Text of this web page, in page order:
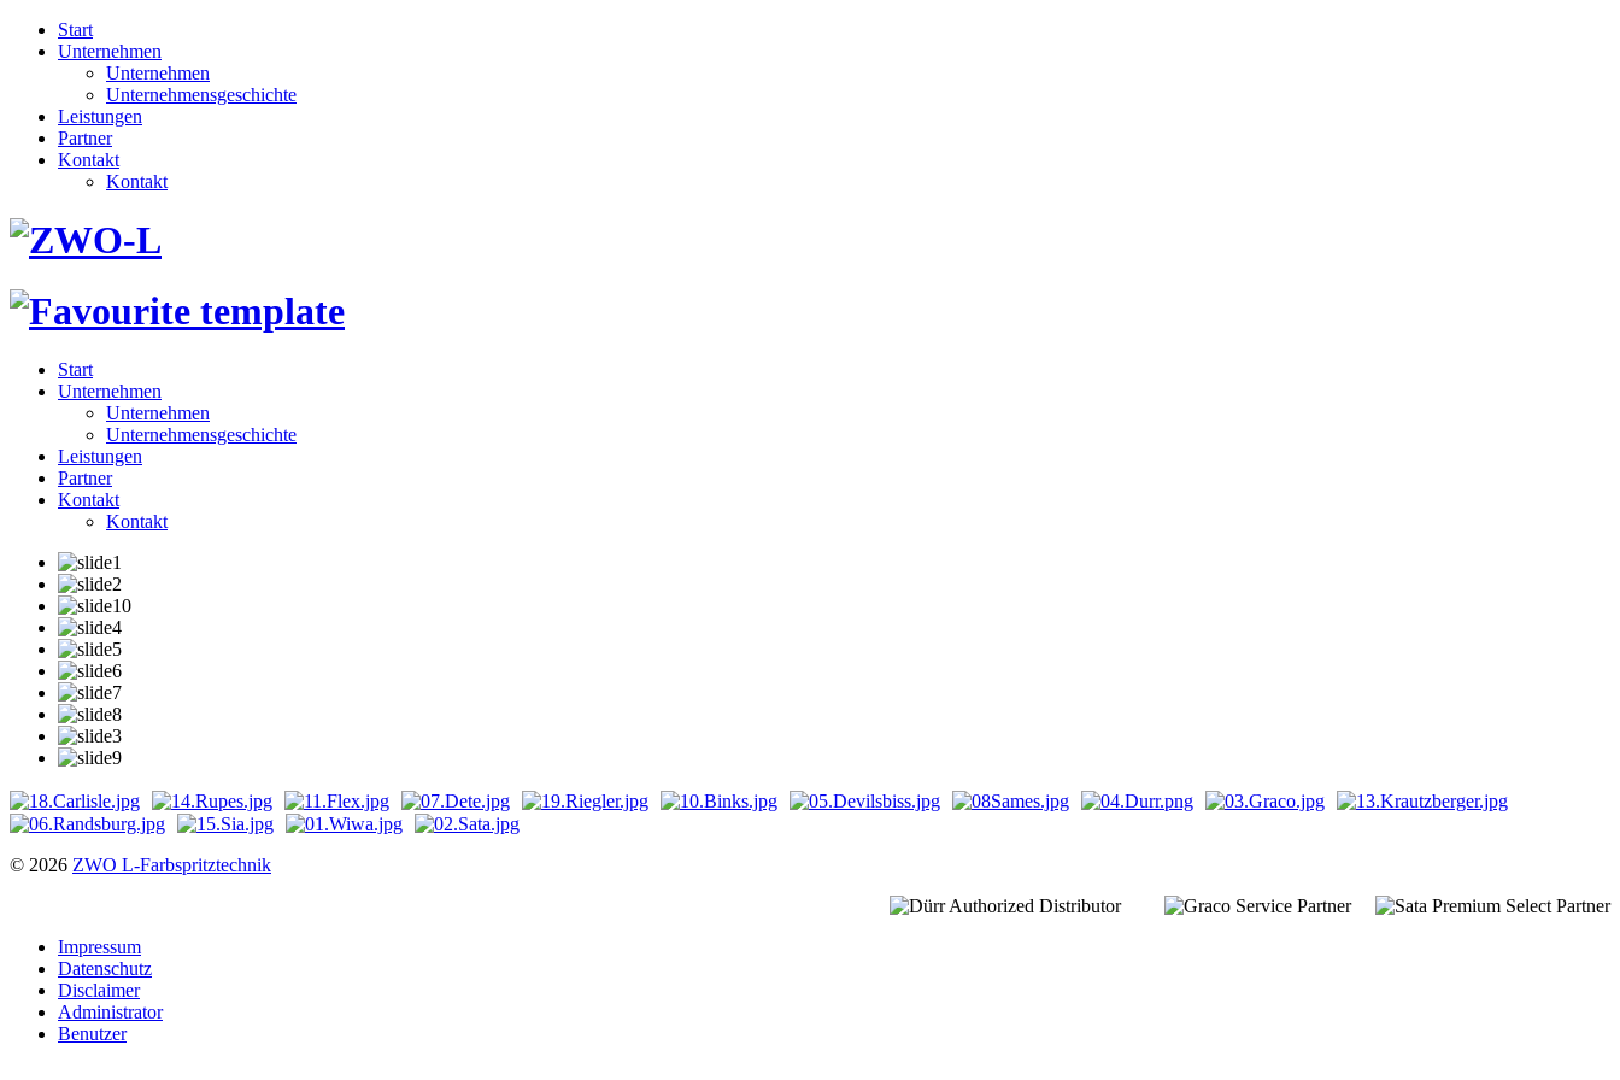
Start
Unternehmen
Unternehmen
Unternehmensgeschichte
Leistungen
Partner
Kontakt
Kontakt
Start
Unternehmen
Unternehmen
Unternehmensgeschichte
Leistungen
Partner
Kontakt
Kontakt
© 2026 ZWO L-Farbspritztechnik
Impressum
Datenschutz
Disclaimer
Administrator
Benutzer